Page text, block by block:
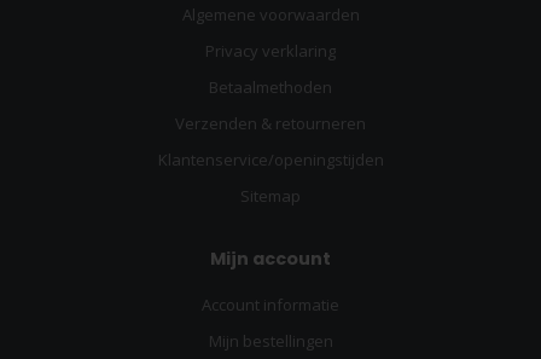
Algemene voorwaarden
Privacy verklaring
Betaalmethoden
Verzenden & retourneren
Klantenservice/openingstijden
Sitemap
Mijn account
Account informatie
Mijn bestellingen